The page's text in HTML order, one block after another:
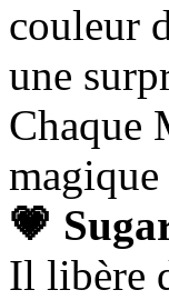
couleur
une
Chaque
💗
Il libère